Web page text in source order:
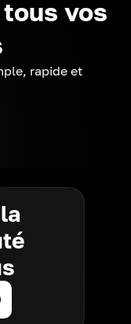
vos
rapide et